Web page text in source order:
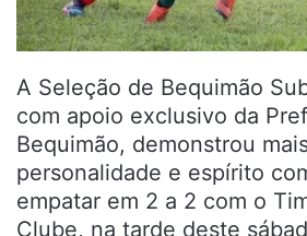
A Seleção de Bequimão
com apoio exclusivo da
Bequimão, demonstrou
personalidade e espírito
empatar em 2 a 2 com o
Clube, na tarde deste